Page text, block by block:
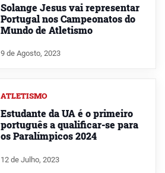
Solange Jesus vai representar
Portugal nos Campeonatos do
Mundo de Atletismo
9 de Agosto, 2023
ATLETISMO
Estudante da UA é o primeiro
português a qualificar-se para
os Paralímpicos 2024
12 de Julho, 2023